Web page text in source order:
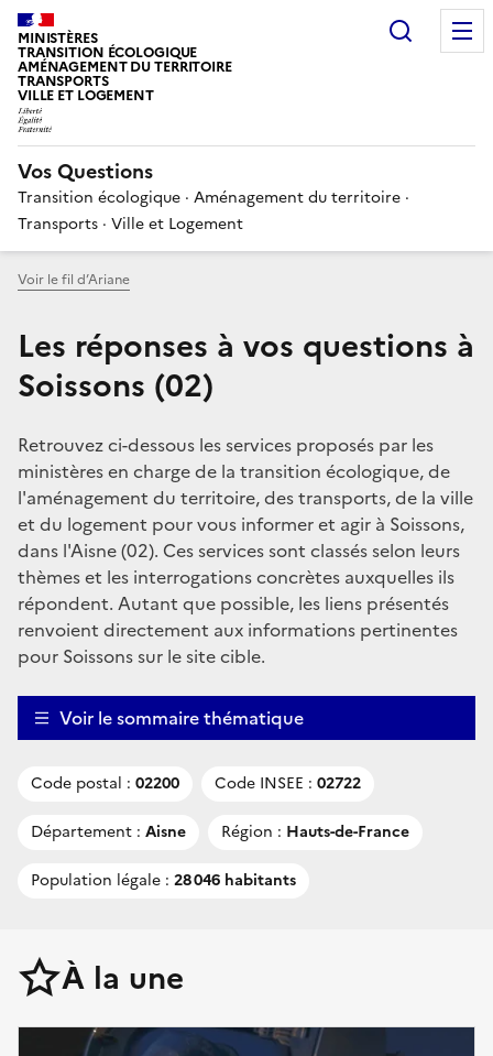
MINISTÈRES
TRANSITION ÉCOLOGIQUE
AMÉNAGEMENT DU TERRITOIRE
TRANSPORTS
VILLE ET LOGEMENT
Vos Questions
Transition écologique · Aménagement du territoire ·
Transports · Ville et Logement
Voir le fil d’Ariane
Les réponses à vos questions à
Soissons (02)
Retrouvez ci-dessous les services proposés par les
ministères en charge de la transition écologique, de
l'aménagement du territoire, des transports, de la ville
et du logement pour vous informer et agir à Soissons,
dans l'Aisne (02). Ces services sont classés selon leurs
thèmes et les interrogations concrètes auxquelles ils
répondent. Autant que possible, les liens présentés
renvoient directement aux informations pertinentes
pour Soissons sur le site cible.
Voir le sommaire thématique
Code postal : 02200 Code INSEE : 02722
Département : Aisne Région : Hauts-de-France
Population légale : 28 046 habitants
À la une